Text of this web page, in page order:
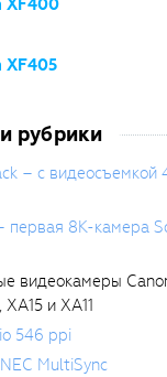
XF405
рубрики
– с видеосъемкой
8K-камера
видеокамеры
и XA11
546 ppi
MultiSync